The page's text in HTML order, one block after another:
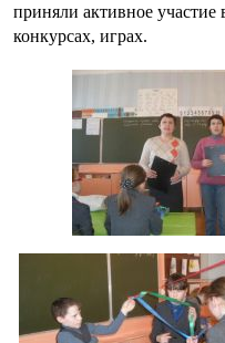
приняли активное
конкурсах, играх.